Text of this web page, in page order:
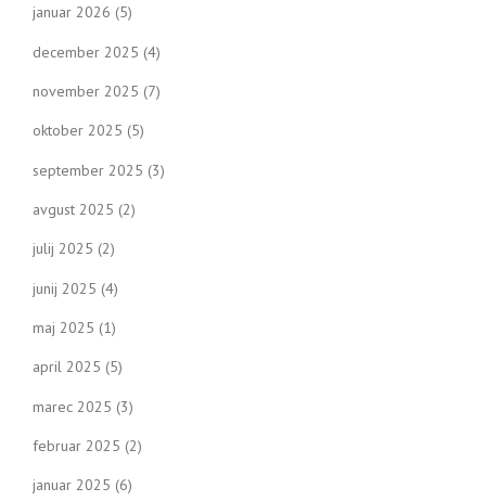
januar 2026 (5)
december 2025 (4)
november 2025 (7)
oktober 2025 (5)
september 2025 (3)
avgust 2025 (2)
julij 2025 (2)
junij 2025 (4)
maj 2025 (1)
april 2025 (5)
marec 2025 (3)
februar 2025 (2)
januar 2025 (6)